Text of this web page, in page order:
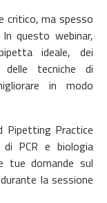
critico, ma spesso
questo webinar,
ideale, dei
tecniche di
in modo
Pipetting Practice
PCR e biologia
tue domande sul
la sessione